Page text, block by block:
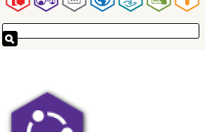
القائمة
الرئيسية